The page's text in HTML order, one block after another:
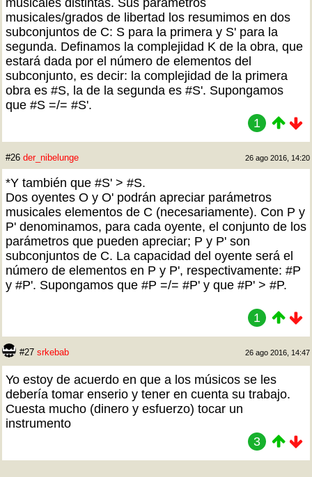
musicales distintas. Sus parámetros
musicales/grados de libertad los resumimos en dos
subconjuntos de C: S para la primera y S' para la
segunda. Definamos la complejidad K de la obra, que
estará dada por el número de elementos del
subconjunto, es decir: la complejidad de la primera
obra es #S, la de la segunda es #S'. Supongamos
que #S =/= #S'.
1
#26 der_nibelunge 26 ago 2016, 14:20
*Y también que #S' > #S.
Dos oyentes O y O' podrán apreciar parámetros
musicales elementos de C (necesariamente). Con P y
P' denominamos, para cada oyente, el conjunto de los
parámetros que pueden apreciar; P y P' son
subconjuntos de C. La capacidad del oyente será el
número de elementos en P y P', respectivamente: #P
y #P'. Supongamos que #P =/= #P' y que #P' > #P.
1
#27 srkebab 26 ago 2016, 14:47
Yo estoy de acuerdo en que a los músicos se les
debería tomar enserio y tener en cuenta su trabajo.
Cuesta mucho (dinero y esfuerzo) tocar un
instrumento
3